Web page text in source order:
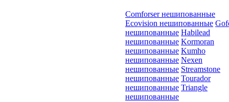
Comforser нешипованные
Ecovision нешипованные
нешипованные Habilead
нешипованные Kormoran
нешипованные Kumho
нешипованные Nexen
нешипованные Streamstone
нешипованные Tourador
нешипованные Triangle
нешипованные